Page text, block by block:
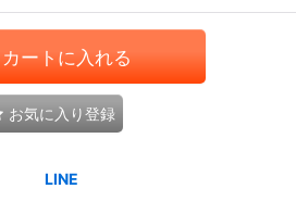
カートに入れる
お気に入り登録